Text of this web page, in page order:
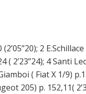
2
2’23”24); 4 Santi
( Fiat X 1/9)
205) p. 152,11(